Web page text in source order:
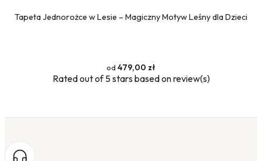
Tapeta Jednorożce w Lesie – Magiczny Motyw Leśny dla Dzieci
479,00 zł
Ratedout of 5 stars based onreview(s)